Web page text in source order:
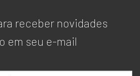
receber novidades
em seu e-mail